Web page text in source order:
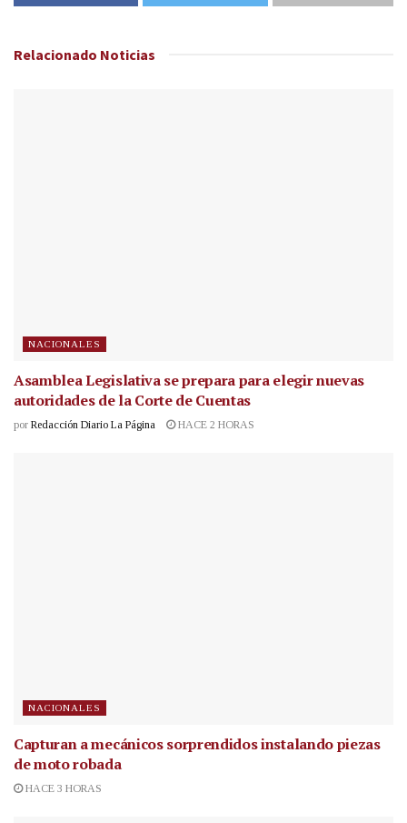
Relacionado Noticias
NACIONALES
Asamblea Legislativa se prepara para elegir nuevas
autoridades de la Corte de Cuentas
por Redacción Diario La Página HACE 2 HORAS
NACIONALES
Capturan a mecánicos sorprendidos instalando piezas
de moto robada
HACE 3 HORAS